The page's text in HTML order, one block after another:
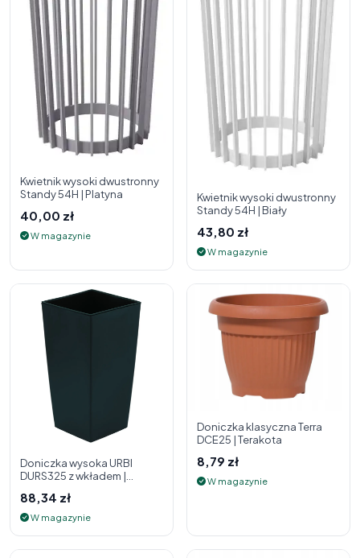
Kwietnik wysoki dwustronny
Standy 54H | Platyna
40,00 zł
W magazynie
Kwietnik wysoki dwustronny
Standy 54H | Biały
43,80 zł
W magazynie
Doniczka wysoka URBI
DURS325 z wkładem |
88,34 zł
W magazynie
Doniczka klasyczna Terra
DCE25 | Terakota
8,79 zł
W magazynie